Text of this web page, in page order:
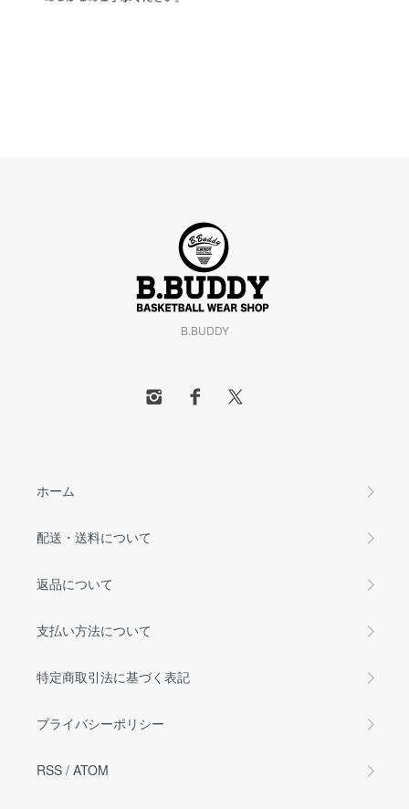
B.BUDDY
ホーム
配送・送料について
返品について
支払い方法について
特定商取引法に基づく表記
プライバシーポリシー
RSS / ATOM